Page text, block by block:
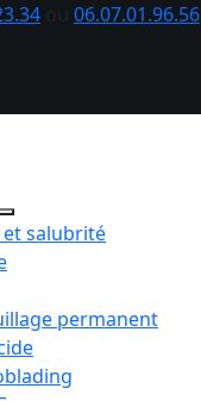
06.07.01.96.56
salubrité
permanent